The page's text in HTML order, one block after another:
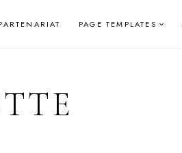
PAGE TEMPLATES